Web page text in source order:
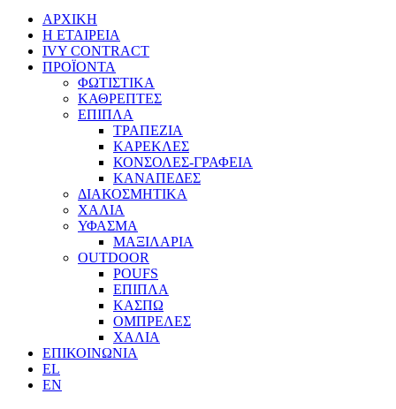
ΑΡΧΙΚΗ
Η ΕΤΑΙΡΕΙΑ
IVY CONTRACT
ΠΡΟΪΟΝΤΑ
ΦΩΤΙΣΤΙΚΑ
ΚΑΘΡΕΠΤΕΣ
ΕΠΙΠΛΑ
ΤΡΑΠΕΖΙΑ
ΚΑΡΕΚΛΕΣ
ΚΟΝΣΟΛΕΣ-ΓΡΑΦΕΙΑ
ΚΑΝΑΠΕΔΕΣ
ΔΙΑΚΟΣΜΗΤΙΚΑ
ΧΑΛΙΑ
ΥΦΑΣΜΑ
ΜΑΞΙΛΑΡΙΑ
OUTDOOR
POUFS
ΕΠΙΠΛΑ
ΚΑΣΠΩ
ΟΜΠΡΕΛΕΣ
ΧΑΛΙΑ
ΕΠΙΚΟΙΝΩΝΙΑ
EL
EN